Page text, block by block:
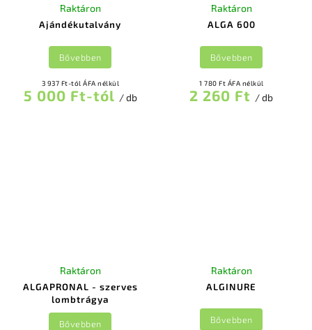
Ajándékutalvány
Raktáron
3 937 Ft-tól ÁFA nélkül
5 000 Ft-tól / db
Bővebben
ALGA 600
Raktáron
1 780 Ft ÁFA nélkül
2 260 Ft / db
Bővebben
ALGAPRONAL - szerves
lombtrágya
Raktáron
Bővebben
ALGINURE
Raktáron
Bővebben